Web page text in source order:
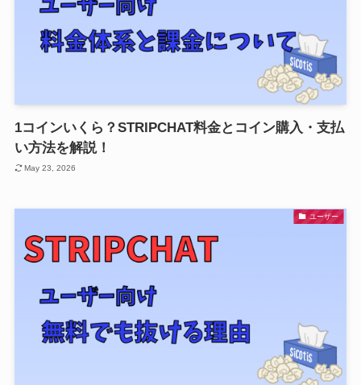
1コインいくら？STRIPCHAT料金とコイン購入・支払
い方法を解説！
May 23, 2026
ユーザー